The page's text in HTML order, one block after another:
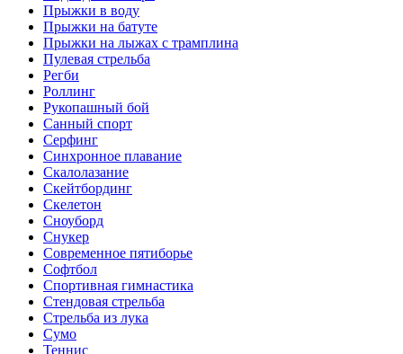
Прыжки в воду
Прыжки на батуте
Прыжки на лыжах с трамплина
Пулевая стрельба
Регби
Роллинг
Рукопашный бой
Санный спорт
Серфинг
Синхронное плавание
Скалолазание
Скейтбординг
Скелетон
Сноуборд
Снукер
Современное пятиборье
Софтбол
Спортивная гимнастика
Стендовая стрельба
Стрельба из лука
Сумо
Теннис